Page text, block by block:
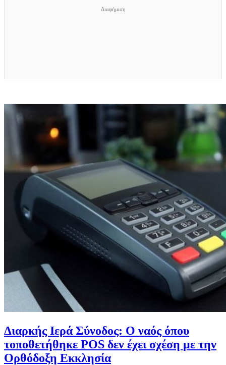
Διαρκής Ιερά Σύνοδος: Ο ναός όπου
τοποθετήθηκε POS δεν έχει σχέση με την
Ορθόδοξη Εκκλησία